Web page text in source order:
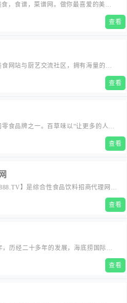
，食谱，菜谱网。做你最喜爱的美食
的菜谱大全,食谱家常菜，家常菜谱大
的都市中体验在家常做菜,享受美食的乐查看
网站与厨艺交流社区，拥有海量的优
万美食家。我所有的朋友都是吃货，
查看
食品牌之一。百草味以“让更多的人吃
，全球严选食材原料，研发生产和销售
类食品。为打造极致用户体验，百草味查看
】是综合性食品饮料招商代理网
品、罐头食品、速冻食品、保健食
信息，是食品行业找厂家、找产品的专查看
，历经二十多年的发展，海底捞国际控
知名的餐饮企业。 截止2020年6月30
家直营餐厅，其中868家位于中国大陆查看